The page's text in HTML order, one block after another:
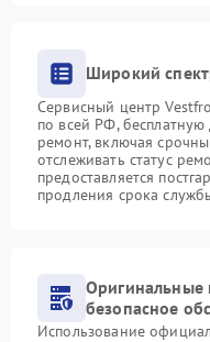
Широкий
Сервисный центр
по всей РФ, бесплатную
ремонт, включая
отслеживать статус
предоставляется
продления срока
безопасное
Использование